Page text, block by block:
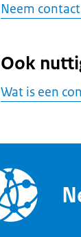
Neem
Ook
Wat is een